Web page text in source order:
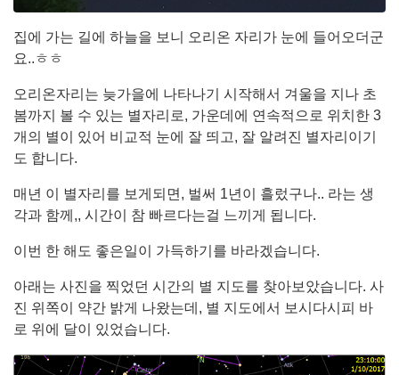
집에 가는 길에 하늘을 보니 오리온 자리가 눈에 들어오더군
요..ㅎㅎ
오리온자리는 늦가을에 나타나기 시작해서 겨울을 지나 초
봄까지 볼 수 있는 별자리로, 가운데에 연속적으로 위치한 3
개의 별이 있어 비교적 눈에 잘 띄고, 잘 알려진 별자리이기
도 합니다.
매년 이 별자리를 보게되면, 벌써 1년이 흘렀구나.. 라는 생
각과 함께,, 시간이 참 빠르다는걸 느끼게 됩니다.
이번 한 해도 좋은일이 가득하기를 바라겠습니다.
아래는 사진을 찍었던 시간의 별 지도를 찾아보았습니다. 사
진 위쪽이 약간 밝게 나왔는데, 별 지도에서 보시다시피 바
로 위에 달이 있었습니다.